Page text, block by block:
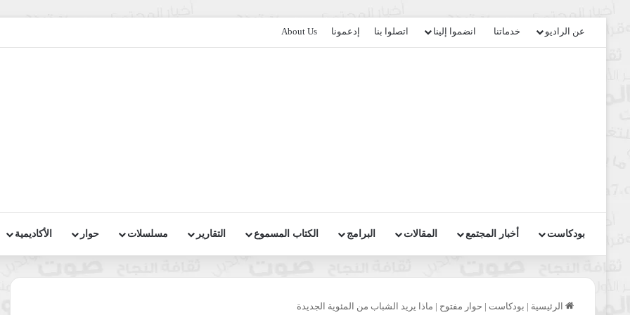
عن الراديو خدماتنا انضموا إلينا اتصلوا بنا إدعمونا About Us
بودكاست أخبار المجتمع المقالات البرامج الكتاب المسموع التقارير مسلسلات حوار الأكاديمية
الرئيسية | بودكاست | حوار مفتوح | ماذا يريد الشباب من المئوية الجديدة